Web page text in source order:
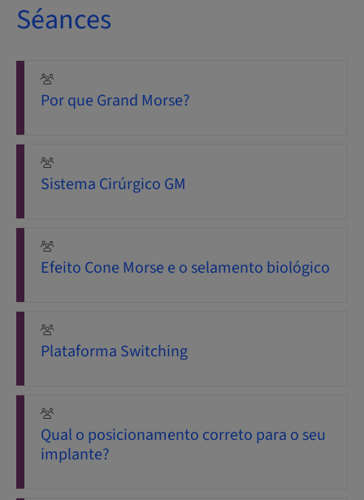
Séances
Por que Grand Morse?
Sistema Cirúrgico GM
Efeito Cone Morse e o selamento biológico
Plataforma Switching
Qual o posicionamento correto para o seu
implante?